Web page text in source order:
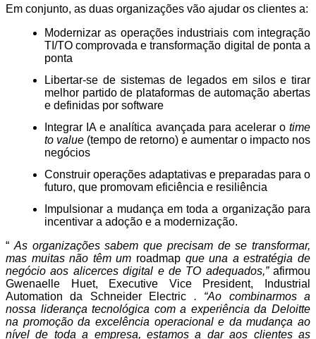
Em conjunto, as duas organizações vão ajudar os clientes a:
Modernizar as operações industriais com integração
TI/TO comprovada e transformação digital de ponta a
ponta
Libertar-se de sistemas de legados em silos e tirar
melhor partido de plataformas de automação abertas
e definidas por software
Integrar IA e analítica avançada para acelerar o time
to value (tempo de retorno) e aumentar o impacto nos
negócios
Construir operações adaptativas e preparadas para o
futuro, que promovam eficiência e resiliência
Impulsionar a mudança em toda a organização para
incentivar a adoção e a modernização.
“ As organizações sabem que precisam de se transformar,
mas muitas não têm um roadmap que una a estratégia de
negócio aos alicerces digital e de TO adequados,” afirmou
Gwenaelle Huet, Executive Vice President, Industrial
Automation da Schneider Electric . “Ao combinarmos a
nossa liderança tecnológica com a experiência da Deloitte
na promoção da excelência operacional e da mudança ao
nível de toda a empresa, estamos a dar aos clientes as